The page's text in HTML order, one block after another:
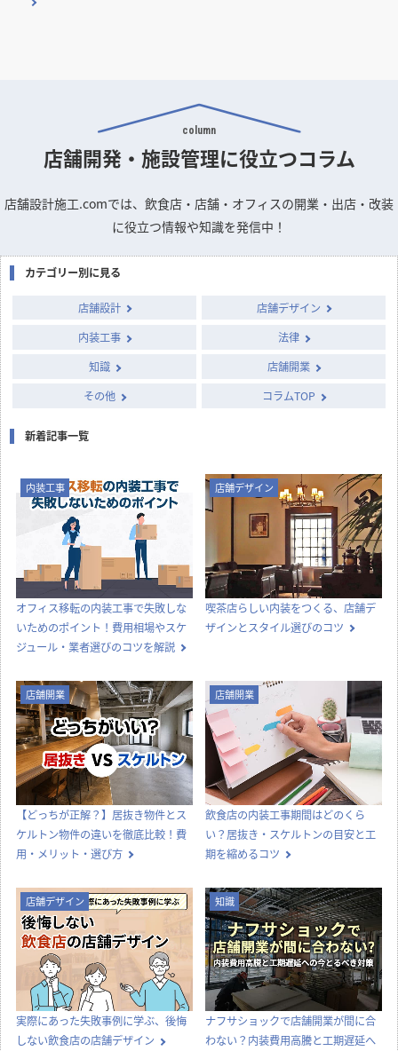
column
店舗開発・施設管理に役立つコラム
店舗設計施工.comでは、飲食店・店舗・オフィスの開業・出店・改装
に役立つ情報や知識を発信中！
カテゴリー別に見る
店舗設計
店舗デザイン
内装工事
法律
知識
店舗開業
その他
コラムTOP
新着記事一覧
内装工事
オフィス移転の内装工事で失敗しな
いためのポイント！費用相場やスケ
ジュール・業者選びのコツを解説
店舗デザイン
喫茶店らしい内装をつくる、店舗デ
ザインとスタイル選びのコツ
店舗開業
【どっちが正解？】居抜き物件とス
ケルトン物件の違いを徹底比較！費
用・メリット・選び方
店舗開業
飲食店の内装工事期間はどのくら
い？居抜き・スケルトンの目安と工
期を縮めるコツ
店舗デザイン
実際にあった失敗事例に学ぶ、後悔
しない飲食店の店舗デザイン
知識
ナフサショックで店舗開業が間に合
わない？内装費用高騰と工期遅延へ